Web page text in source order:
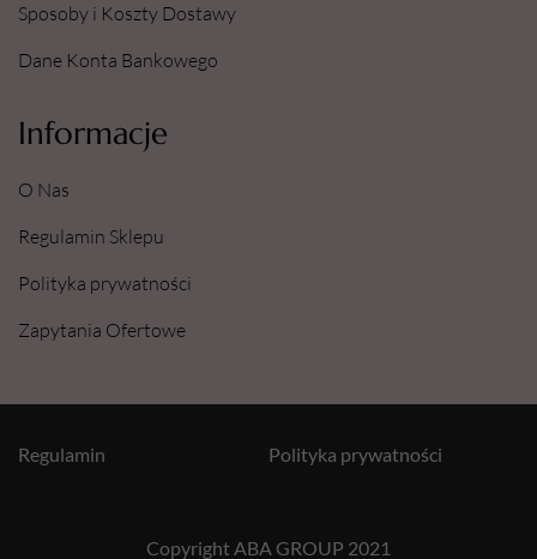
Sposoby i Koszty Dostawy
Dane Konta Bankowego
Informacje
O Nas
Regulamin Sklepu
Polityka prywatności
Zapytania Ofertowe
Copyright ABA GROUP 2021
Polityka prywatności
Regulamin